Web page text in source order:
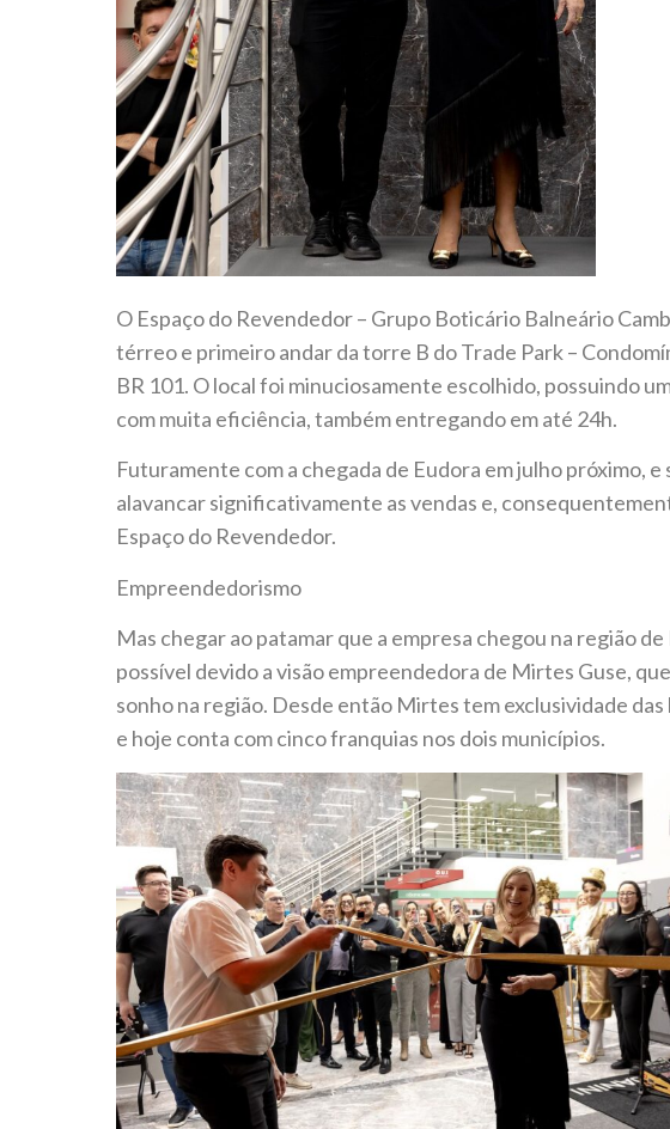
O Espaço do Revendedor – Grupo Boticário Balneário
térreo e primeiro andar da torre B do Trade Park –
BR 101. O local foi minuciosamente escolhido, possuindo
com muita eficiência, também entregando em até 24h.
Futuramente com a chegada de Eudora em julho próximo,
alavancar significativamente as vendas e,
Espaço do Revendedor.
Empreendedorismo
Mas chegar ao patamar que a empresa chegou na região
possível devido a visão empreendedora de Mirtes Guse,
sonho na região. Desde então Mirtes tem exclusividade
e hoje conta com cinco franquias nos dois municípios.